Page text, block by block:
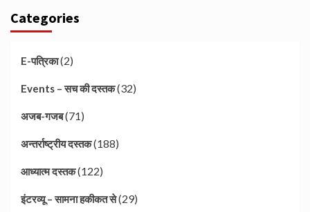
Categories
E-पत्रिका(2)
Events – सच की दस्तक(32)
अजब-गजब(71)
अन्तर्राष्ट्रीय दस्तक(188)
आध्यात्म दस्तक(122)
इंटरव्यू – सामना हकीकत से(29)